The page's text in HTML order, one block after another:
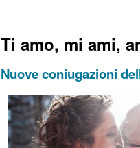
Ti amo, mi ami,
Nuove coniugazioni